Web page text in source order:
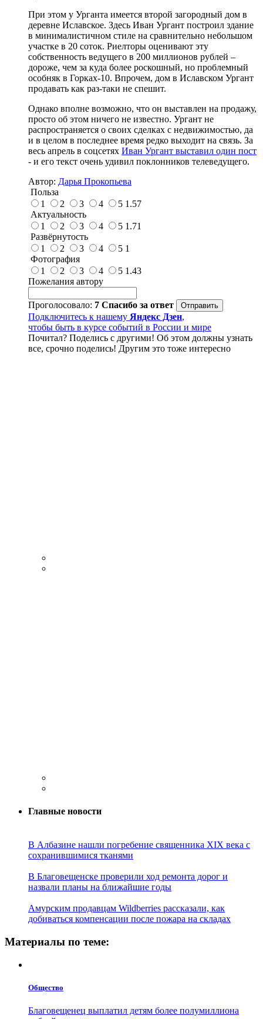
При этом у Урганта имеется второй загородный дом в
деревне Иславское. Здесь Иван Ургант построил здание
в минималистичном стиле на сравнительно небольшом
участке в 20 соток. Риелторы оценивают эту
собственность ведущего в 200 миллионов рублей –
дороже, чем за куда более роскошный, но проблемный
особняк в Горках-10. Впрочем, дом в Иславском Ургант
продавать как раз-таки не спешит.
Однако вполне возможно, что он выставлен на продажу,
просто об этом ничего не известно. Ургант не
распространяется о своих сделках с недвижимостью, да
и в целом в последнее время редко выходит на связь. За
весь апрель в соцсетях Иван Ургант выставил один пост
- и его текст очень удивил поклонников телеведущего.
Автор: Дарья Прокопьева
Польза
1
2 3 4 5 1.57
Актуальность
1
2 3 4 5 1.71
Развёрнутость
1
2 3 4 5 1
Фотография
1
2 3 4 5 1.43
Пожелания автору
Проголосовало: 7 Спасибо за ответ
Подключитесь к нашему Яндекс Дзен,
чтобы быть в курсе событий в России и мире
Почитал? Поделись с другими! Об этом должны узнать
все, срочно поделись! Другим это тоже интересно
Главные новости
В Албазине нашли погребение священника XIX века с
сохранившимися тканями
В Благовещенске проверили ход ремонта дорог и
назвали планы на ближайшие годы
Амурским продавцам Wildberries рассказали, как
добиваться компенсации после пожара на складах
Материалы по теме:
Общество
Благовещенец выплатил детям более полумиллиона